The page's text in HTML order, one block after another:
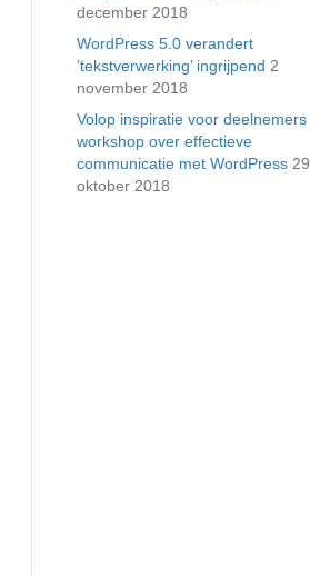
december 2018
WordPress 5.0 verandert
’tekstverwerking’ ingrijpend 2
november 2018
Volop inspiratie voor deelnemers
workshop over effectieve
communicatie met WordPress 29
oktober 2018